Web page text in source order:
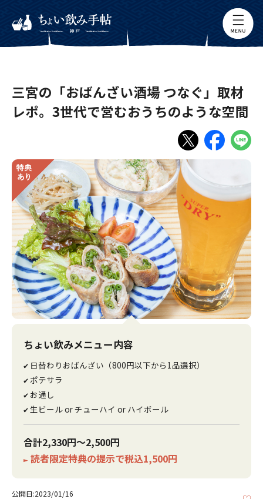
三宮の「おばんざい酒場 つなぐ」取材
レポ。3世代で営むおうちのような空間
ちょい飲みメニュー内容
✔ 日替わりおばんざい（800円以下から1品選択）
✔ ポテサラ
✔ お通し
✔生ビール or チューハイ or ハイボール
合計2,330円～2,500円
► 読者限定特典の提示で税込1,500円
公開日:2023/01/16